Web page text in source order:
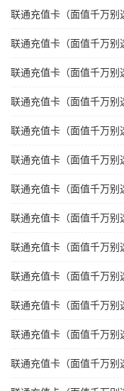
联通充值卡（面值千万
联通充值卡（面值千万别
联通充值卡（面值千万别
联通充值卡（面值千万别
联通充值卡（面值千万别
联通充值卡（面值千万别
联通充值卡（面值千万别
联通充值卡（面值千万别
联通充值卡（面值千万别
联通充值卡（面值千万
联通充值卡（面值千万别
联通充值卡（面值千万别
联通充值卡（面值千万别